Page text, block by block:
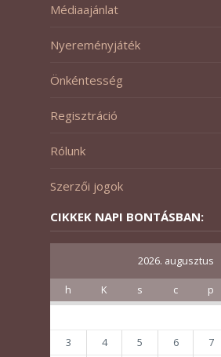
Médiaajánlat
Nyereményjáték
Önkéntesség
Regisztráció
Rólunk
Szerzői jogok
CIKKEK NAPI BONTÁSBAN:
2026. augusztus
h K s c p
3
4 5 6 7